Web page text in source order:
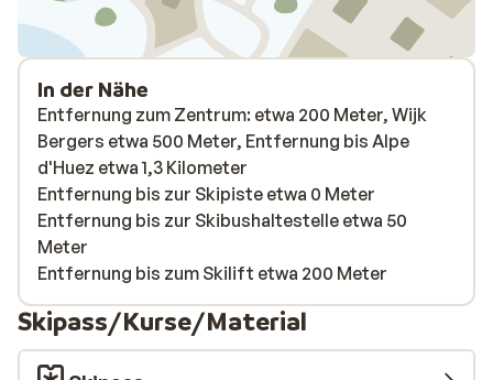
In der Nähe
Entfernung zum Zentrum: etwa 200 Meter, Wijk
Bergers etwa 500 Meter, Entfernung bis Alpe
d'Huez etwa 1,3 Kilometer
Entfernung bis zur Skipiste etwa 0 Meter
Entfernung bis zur Skibushaltestelle etwa 50
Meter
Entfernung bis zum Skilift etwa 200 Meter
Skipass/Kurse/Material